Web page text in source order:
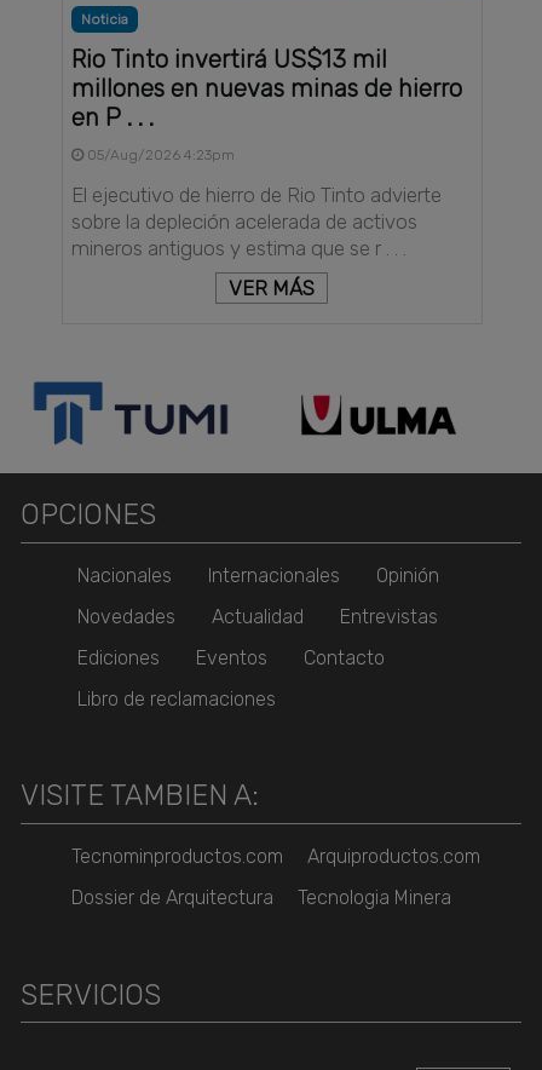
Noticia
Rio Tinto invertirá US$13 mil
millones en nuevas minas de hierro
en P . . .
05/Aug/2026 4:23pm
El ejecutivo de hierro de Rio Tinto advierte
sobre la depleción acelerada de activos
mineros antiguos y estima que se r . . .
VER MÁS
OPCIONES
Nacionales Internacionales
Opinión
Novedades
Actualidad
Entrevistas
Ediciones
Eventos
Contacto
Libro de reclamaciones
VISITE TAMBIEN A:
Tecnominproductos.com
Arquiproductos.com
Dossier de Arquitectura
Tecnologia Minera
SERVICIOS